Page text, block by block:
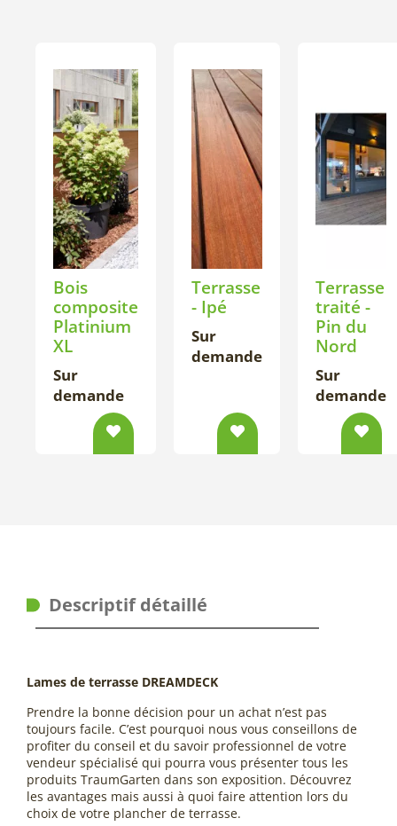
Bois
composite
Platinium
XL
Sur
demande
Terrasse
- Ipé
Sur
demande
Terrasse
traité -
Pin du
Nord
Sur
demande
Descriptif détaillé
Lames de terrasse DREAMDECK
Prendre la bonne décision pour un achat n’est pas
toujours facile. C’est pourquoi nous vous conseillons de
profiter du conseil et du savoir professionnel de votre
vendeur spécialisé qui pourra vous présenter tous les
produits TraumGarten dans son exposition. Découvrez
les avantages mais aussi à quoi faire attention lors du
choix de votre plancher de terrasse.